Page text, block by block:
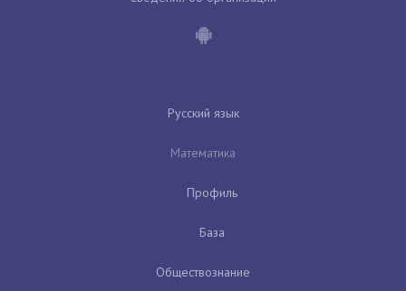
Русский язык
Математика
Профиль
База
Обществознание